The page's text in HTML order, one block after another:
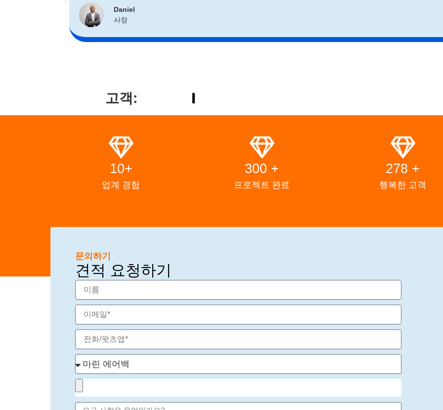
Daniel
사장
고객:
10+
업계 경험
300 +
프로젝트 완료
278 +
행복한 고객
문의하기
견적 요청하기